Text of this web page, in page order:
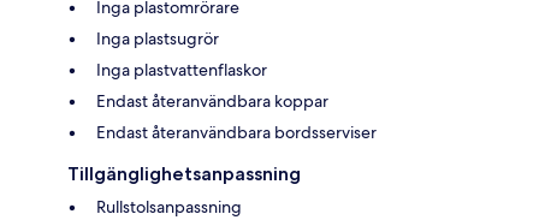
Inga plastomrörare
Inga plastsugrör
Inga plastvattenflaskor
Endast återanvändbara koppar
Endast återanvändbara bordsserviser
Tillgänglighetsanpassning
Rullstolsanpassning